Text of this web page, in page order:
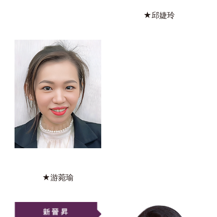
★邱婕玲
★游菀瑜